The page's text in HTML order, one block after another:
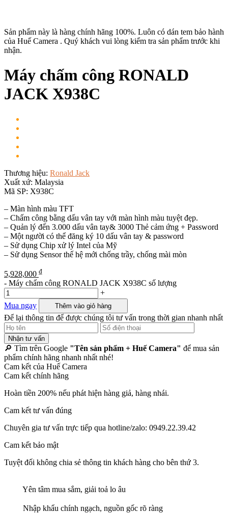
Sản phẩm này là hàng chính hãng 100%. Luôn có dán tem bảo hành
của Huế Camera . Quý khách vui lòng kiểm tra sản phẩm trước khi
nhận.
Máy chấm công RONALD
JACK X938C
Thương hiệu: Ronald Jack
Xuất xứ: Malaysia
Mã SP: X938C
– Màn hình màu TFT
– Chấm công bằng dấu vân tay với màn hình màu tuyệt đẹp.
– Quản lý đến 3.000 dấu vân tay& 3000 Thẻ cảm ứng + Password
– Một người có thể đăng ký 10 dấu vân tay & password
– Sử dụng Chip xử lý Intel của Mỹ
– Sử dụng Sensor thế hệ mới chống trầy, chống mài mòn
5,928,000 ₫
- Máy chấm công RONALD JACK X938C số lượng
+
Mua ngay
Thêm vào giỏ hàng
Để lại thông tin để được chúng tôi tư vấn trong thời gian nhanh nhất
Nhận tư vấn
🔎 Tìm trên Google "Tên sản phẩm + Huế Camera" để mua sản
phẩm chính hãng nhanh nhất nhé!
Cam kết của Huế Camera
Cam kết chính hãng
Hoàn tiền 200% nếu phát hiện hàng giả, hàng nhái.
Cam kết tư vấn đúng
Chuyên gia tư vấn trực tiếp qua hotline/zalo: 0949.22.39.42
Cam kết bảo mật
Tuyệt đối không chia sẻ thông tin khách hàng cho bên thứ 3.
Yên tâm mua sắm, giải toả lo âu
Nhập khẩu chính ngạch, nguồn gốc rõ ràng